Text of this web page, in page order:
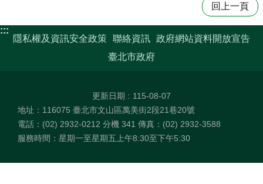
回上一頁
:::
隱私權及資訊安全政策 聯絡資訊 政府網站資料開放宣告
臺北市政府
更新日期
115-08-07
地址：116075 臺北市文山區萬美街2段21巷20號
電話：(02) 2932-0212 分機 341 傳真：(02) 2932-3588
服務時間：星期一至星期五上午8:30至下午5:30